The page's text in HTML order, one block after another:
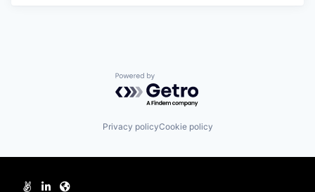
Powered by Getro.com
Privacy policyCookie policy